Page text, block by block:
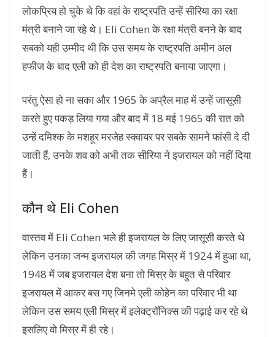
लोकप्रिय हो चुके थे कि वहां के राष्ट्रपति उन्हें सीरिया का रक्षा
मंत्री बनाने जा रहे थे। Eli Cohen के रक्षा मंत्री बनने के बाद
सबको यही उम्मीद थी कि उस समय के राष्ट्रपति अमीन अल
हफीज के बाद एली को ही देश का राष्ट्रपति बनाया जाएगा।
परंतु ऐसा हो ना सका और 1965 के अप्रैल माह में उन्हें जासूसी
करते हुए पकड़ लिया गया और बाद में 18 मई 1965 की रात को
उन्हें दमिश्क के मशहूर मरजेह स्क्वायर पर सबके सामने फांसी दे दी
जाती हैं, उनके शव को अभी तक सीरिया ने इजरायल को नहीं दिया
हैं।
कौन थे Eli Cohen
वास्तव में Eli Cohen भले ही इजरायल के लिए जासूसी करते थे
लेकिन उनका जन्म इजरायल की जगह मिस्र में 1924 में हुआ था,
1948 में जब इजरायल देश बना तो मिस्र के बहुत से परिवार
इजरायल में आकर बस गए जिनमे एली कोहेन का परिवार भी था
लेकिन उस समय एली मिस्र में इलेक्ट्रॉनिक्स की पढ़ाई कर रहे थे
इसलिए वो मिस्र में ही रहे।